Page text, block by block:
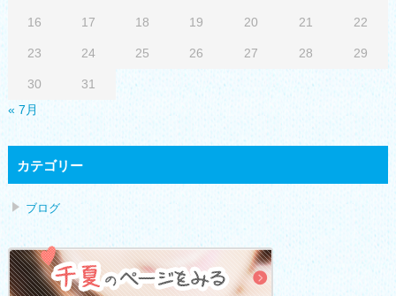
« 7月
16 17 18 19 20 21 22
23 24 25 26 27 28 29
30 31
カテゴリー
ブログ